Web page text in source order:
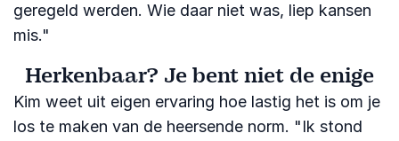
geregeld werden. Wie daar niet was, liep kansen
mis."
Herkenbaar? Je bent niet de enige
Kim weet uit eigen ervaring hoe lastig het is om je
los te maken van de heersende norm. "Ik stond